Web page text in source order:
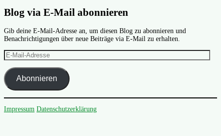
Blog via E-Mail abonnieren
Gib deine E-Mail-Adresse an, um diesen Blog zu abonnieren und
Benachrichtigungen über neue Beiträge via E-Mail zu erhalten.
E-
Mail-
Adresse
Abonnieren
Impressum Datenschutzerklärung